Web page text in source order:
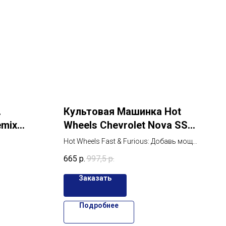
Remix Super
Культовая Машинка Hot
Wheels Chevrolet Nova SS
1970 — Добавить в
Коллекцию!
Hot Wheels Fast & Furious: Добавь мощь
коллекцию!
665 р. 997,5 р.
Заказать
Подробнее